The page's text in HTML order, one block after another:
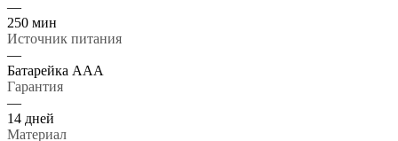
—
250 мин
Источник питания
—
Батарейка ААА
Гарантия
—
14 дней
Материал